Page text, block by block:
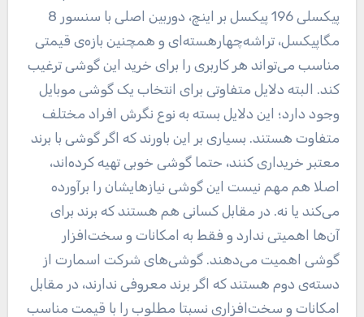
پیکسلی 196 پیکسل بر اینچ، دوربین اصلی با سنسور‌ 8
مگاپیکسل، تراشه‌چهارهسته‌ای و همچنین بازه‌ی قیمتی
مناسب می‌تواند هر کاربری را برای خرید این گوشی ترغیب
کند. البته دلایل متفاوتی برای انتخاب یک گوشی موبایل
وجود دارد؛ این دلایل بسته به نوع نگرش افراد مختلف
متفاوت هستند. بسیاری بر این باورند که اگر گوشی با برند
معتبر خریداری کنند، حتما گوشی خوبی تهیه کرده‌اند،
اصلا هم مهم نیست این گوشی نیازهایشان را برآورده
می‌کند یا نه. در مقابل کسانی هم هستند که برند برای
آن‌ها اهمیتی ندارد و فقط به امکانات و سخت‌افزار
گوشی اهمیت می‌دهند. گوشی‌های شرکت اسمارت از
دسته‌ی دوم هستند که اگر برند معروفی ندارند، در مقابل
امکانات و سخت‌افزاری نسبتا مطلوب را با قیمت مناسب